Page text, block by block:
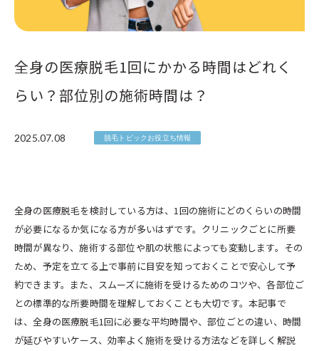
全身の医療脱毛1回にかかる時間はどれく
らい？部位別の施術時間は？
2025.07.08 脱毛トピックお役立ち情報
全身の医療脱毛を検討している方は、1回の施術にどのくらいの時間
が必要になるか気になる方が多いはずです。クリニックごとに所要
時間が異なり、施術する部位や肌の状態によっても変動します。その
ため、予定を立てる上で事前に目安を知っておくことで安心して予
約できます。また、スムーズに施術を受けるためのコツや、各部位ご
との標準的な所要時間を理解しておくことも大切です。本記事で
は、全身の医療脱毛1回に必要な平均時間や、部位ごとの違い、時間
が延びやすいケース、効率よく施術を受ける方法などを詳しく解説